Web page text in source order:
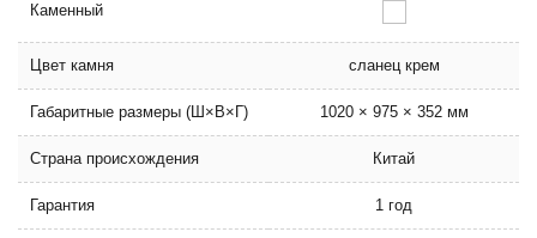
Каменный
Цвет камня сланец крем
Габаритные размеры (Ш×В×Г) 1020 × 975 × 352 мм
Страна происхождения Китай
Гарантия 1 год